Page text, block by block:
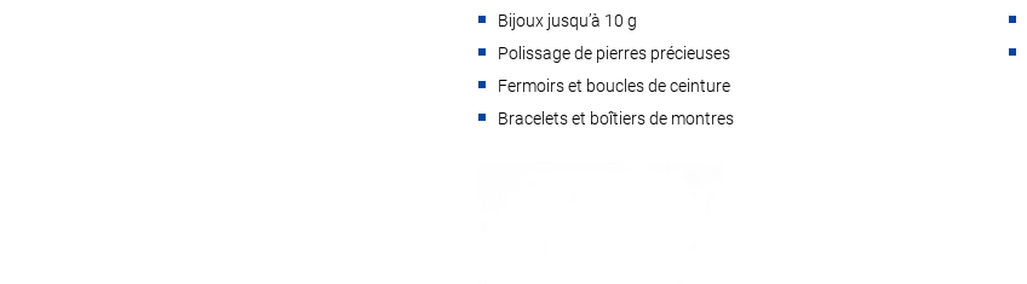
Bijoux jusqu’à 10 g
Polissage de pierres précieuses
Fermoirs et boucles de ceinture
Bracelets et boîtiers de montres